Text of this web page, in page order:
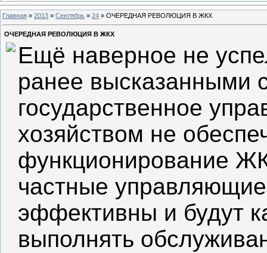
Главная » 2013 » Сентябрь » 24 » ОЧЕРЕДНАЯ РЕВОЛЮЦИЯ В ЖКХ
ОЧЕРЕДНАЯ РЕВОЛЮЦИЯ В ЖКХ
Ещё наверное не
ранее высказанными
государственное
хозяйством не
функционирование
частные
эффективны и будут
выполнять